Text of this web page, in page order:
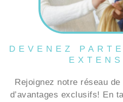
DEVENEZ
d’avantages exclusifs! En
bénéficiez de prix